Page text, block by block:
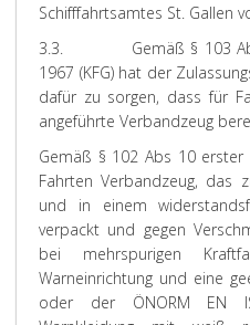
Schifffahrtsamtes St. Gallen
3.3. Gemäß § 103 Abs
1967 (KFG) hat der
dafür zu sorgen, dass für
angeführte Verbandzeug
Gemäß § 102 Abs 10
Fahrten Verbandzeug, das
und in einem
verpackt und gegen
bei mehrspurigen
Warneinrichtung und eine
oder der ÖNORM EN